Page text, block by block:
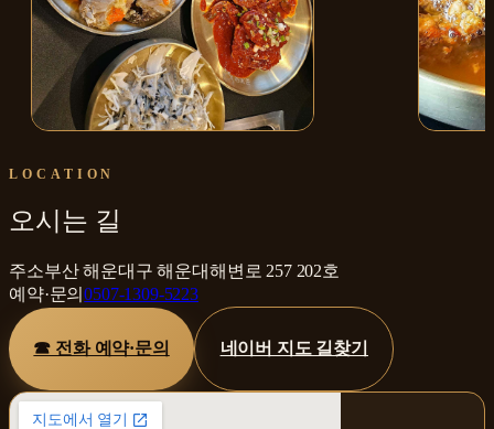
LOCATION
오시는 길
주소부산 해운대구 해운대해변로 257 202호
예약·문의0507-1309-5223
☎ 전화 예약·문의 네이버 지도 길찾기